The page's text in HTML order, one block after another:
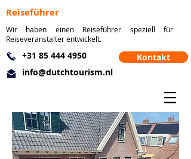
Reiseführer
Wir haben einen Reiseführer speziell für
Reiseveranstalter entwickelt.
+31 85 444 4950
info@dutchtourism.nl
Kontakt